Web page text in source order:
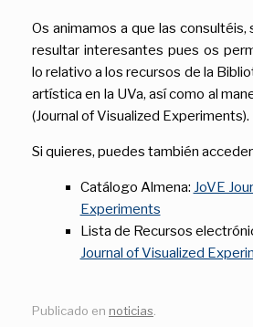
Os animamos a que las consultéis,
resultar interesantes pues os
lo relativo a los recursos de la
artística en la UVa, así como al
(Journal of Visualized Experiments).
Si quieres, puedes también
Catálogo Almena: JoVE
Experiments
Lista de Recursos
Journal of Visualized
Publicado en noticias